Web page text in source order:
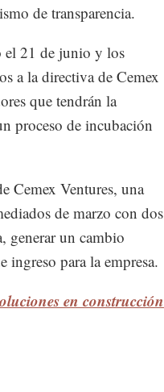
de transparencia.
el 21 de junio y los
a la directiva de Cemex
que tendrán la
proceso de incubación
Cemex Ventures, una
de marzo con dos
generar un cambio
ingreso para la empresa.
en construcción